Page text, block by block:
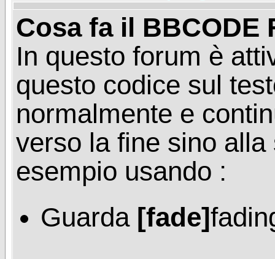
Cosa fa il BBCODE
In questo forum è
questo codice sul
normalmente e
verso la fine sino
esempio usando :
Guarda [fade]